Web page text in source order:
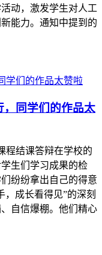
动，激发学生对人工
能力。通知中提到的
，同学们的作品太
程结课答辩在学校的
生们学习成果的检
纷纷拿出自己的得意
，成长看得见”的深刻
自信爆棚。他们精心